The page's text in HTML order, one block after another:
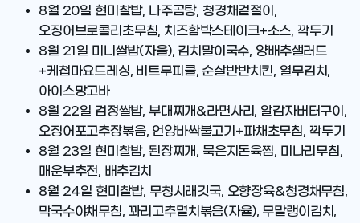
8월 20일 현미찰밥, 나주곰탕, 청경채겉절이,
오징어브로콜리초무침, 치즈함박스테이크+소스, 깍두기
8월 21일 미니쌀밥(자율), 김치말이국수, 양배추샐러드
+케첩마요드레싱, 비트무피클, 순살반반치킨, 열무김치,
아이스망고바
8월 22일 검정쌀밥, 부대찌개&라면사리, 알감자버터구이,
오징어포고추장볶음, 언양바싹불고기+파채초무침, 깍두기
8월 23일 현미찰밥, 된장찌개, 묵은지돈육찜, 미나리무침,
매운부추전, 배추김치
8월 24일 현미찰밥, 무청시래깃국, 오향장육&청경채무침,
막국수야채무침, 꽈리고추멸치볶음(자율), 무말랭이김치,